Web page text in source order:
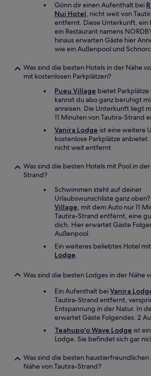
Gönn dir einen Aufenthalt bei
Nui Hotel, nicht weit von
entfernt. Diese Unterkunft, ein
ein Restaurant namens
hinaus erwarten Gäste hier
wie ein Außenpool und
Was sind die besten Hotels in der Nähe
mit kostenlosen Parkplätzen?
Pueu Village bietet Parkplätze
kannst du also ganz beruhigt
anreisen. Die Unterkunft liegt
11 Minuten von Tautira-Strand
Vanira Lodge ist eine weitere
kostenlose Parkplätze
nicht weit entfernt.
Was sind die besten Hotels mit Pool in
Strand?
Schwimmen steht auf deiner
Urlaubswunschliste ganz
Village, mit dem Auto nur 11
Tautira-Strand entfernt, eine
dich. Hier erwartet Gäste
Außenpool.
Ein weiteres beliebtes Hotel
Lodge.
Was sind die besten Lodges in der Nähe
Ein Aufenthalt beiVanira
Tautira-Strand entfernt,
Entspannung in der Natur. In
erwartet Gäste Folgendes: 2
Teahupo'o Wave Lodge ist
Lodge. Sie befindet sich gar
Was sind die besten haustierfreundlichen
Nähe von Tautira-Strand?